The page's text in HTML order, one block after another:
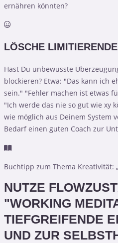
ernähren könnten?
LÖSCHE
Hast Du unbewusste
blockieren? Etwa: "Das kann ich
sein." "Fehler machen ist etwas
"Ich werde das nie so gut wie xy
wie möglich aus Deinem System
Bedarf einen guten Coach zur
Buchtipp zum Thema Kreativität:
NUTZE
"WORKING
TIEFGREIFENDE
UND ZUR